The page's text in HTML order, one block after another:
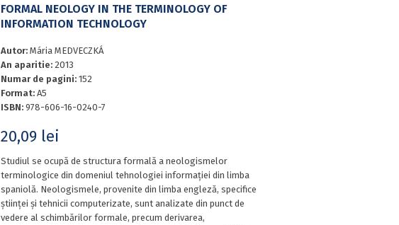
FORMAL NEOLOGY IN THE TERMINOLOGY OF
INFORMATION TECHNOLOGY
Autor: Mária MEDVECZKÁ
An aparitie: 2013
Numar de pagini: 152
Format: A5
ISBN: 978-606-16-0240-7
20,09 lei
Studiul se ocupă de structura formală a neologismelor
terminologice din domeniul tehnologiei informației din limba
spaniolă. Neologismele, provenite din limba engleză, specifice
științei și tehnicii computerizate, sunt analizate din punct de
vedere al schimbărilor formale, precum derivarea,